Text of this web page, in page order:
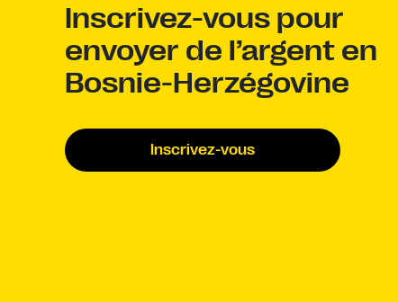
Inscrivez-vous pour
envoyer de l’argent en
Bosnie-Herzégovine
Inscrivez-vous